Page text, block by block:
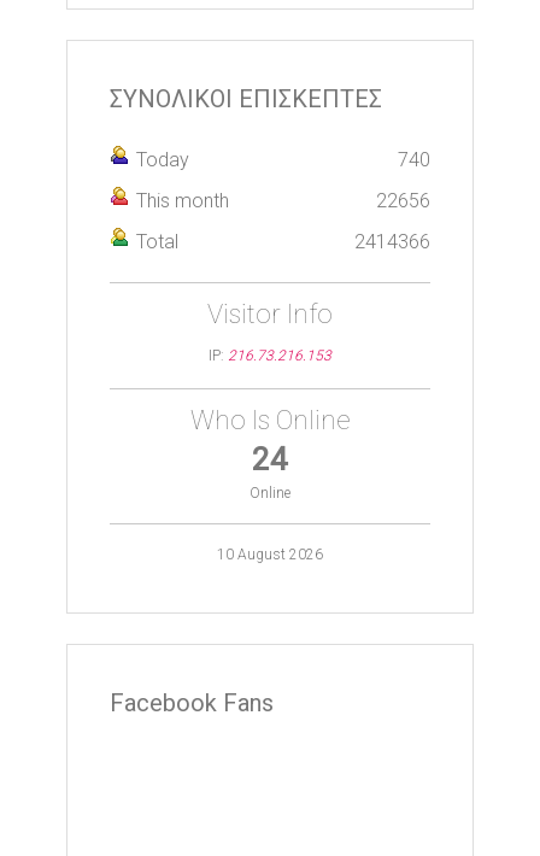
ΣΥΝΟΛΙΚΟΙ ΕΠΙΣΚΕΠΤΕΣ
Today
740
This month
22656
Total
2414366
Visitor Info
IP: 216.73.216.153
Who Is Online
24
Online
10 August 2026
Facebook Fans